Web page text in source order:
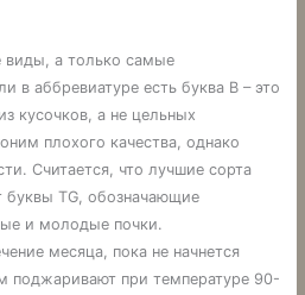
виды, а только самые
в аббревиатуре есть буква B – это
кусочков, а не цельных
плохого качества, однако
Считается, что лучшие сорта
буквы TG, обозначающие
и молодые почки.
месяца, пока не начнется
поджаривают при температуре 90-